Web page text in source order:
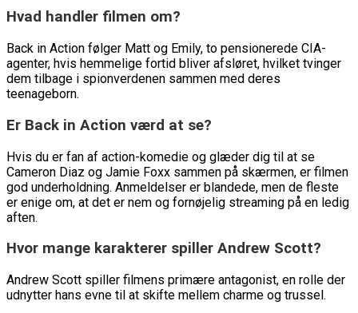
Hvad handler filmen om?
Back in Action følger Matt og Emily, to pensionerede CIA-
agenter, hvis hemmelige fortid bliver afsløret, hvilket tvinger
dem tilbage i spionverdenen sammen med deres
teenageborn.
Er Back in Action værd at se?
Hvis du er fan af action-komedie og glæder dig til at se
Cameron Diaz og Jamie Foxx sammen på skærmen, er filmen
god underholdning. Anmeldelser er blandede, men de fleste
er enige om, at det er nem og fornøjelig streaming på en ledig
aften.
Hvor mange karakterer spiller Andrew Scott?
Andrew Scott spiller filmens primære antagonist, en rolle der
udnytter hans evne til at skifte mellem charme og trussel.